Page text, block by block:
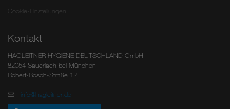
Cookie-Einstellungen
Kontakt
HAGLEITNER HYGIENE DEUTSCHLAND GmbH
82054 Sauerlach bei München
Robert-Bosch-Straße 12
info@hagleitner.de